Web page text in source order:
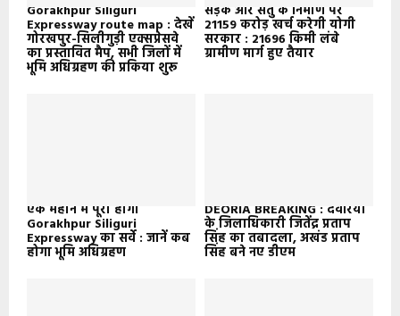
Gorakhpur Siliguri
Expressway route map : देखें
गोरखपुर-सिलीगुड़ी एक्सप्रेसवे
का प्रस्तावित मैप, सभी जिलों में
भूमि अधिग्रहण की प्रकिया शुरू
सड़क और सेतु के निर्माण पर
21159 करोड़ खर्च करेगी योगी
सरकार : 21696 किमी लंबे
ग्रामीण मार्ग हुए तैयार
एक महीने में पूरा होगा
Gorakhpur Siliguri
Expressway का सर्वे : जानें कब
होगा भूमि अधिग्रहण
DEORIA BREAKING : देवरिया
के जिलाधिकारी जितेंद्र प्रताप
सिंह का तबादला, अखंड प्रताप
सिंह बने नए डीएम